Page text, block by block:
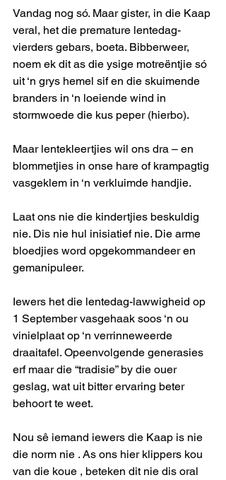
Vandag nog só. Maar gister, in die Kaap
veral, het die premature lentedag-
vierders gebars, boeta. Bibberweer,
noem ek dit as die ysige motreëntjie só
uit ‘n grys hemel sif en die skuimende
branders in ‘n loeiende wind in
stormwoede die kus peper (hierbo).
Maar lentekleertjies wil ons dra – en
blommetjies in onse hare of krampagtig
vasgeklem in ‘n verkluimde handjie.
Laat ons nie die kindertjies beskuldig
nie. Dis nie hul inisiatief nie. Die arme
bloedjies word opgekommandeer en
gemanipuleer.
Iewers het die lentedag-lawwigheid op
1 September vasgehaak soos ‘n ou
vinielplaat op ‘n verrinneweerde
draaitafel. Opeenvolgende generasies
erf maar die “tradisie” by die ouer
geslag, wat uit bitter ervaring beter
behoort te weet.
Nou sê iemand iewers die Kaap is nie
die norm nie . As ons hier klippers kou
van die koue , beteken dit nie dis oral